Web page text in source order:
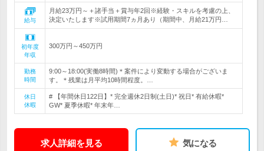
給与
月給23万円～＋諸手当＋賞与年2回※経験・スキルを考慮の上、
決定いたします※試用期間7ヵ月あり（期間中、月給21万円…
初年度
年収
300万円～450万円
勤務
時間
9:00～18:00(実働8時間)＊案件により変動する場合がございま
す。＊残業は月平均10時間程度。…
休日
休暇
# 【年間休日122日】* 完全週休2日制(土日)* 祝日* 有給休暇*
GW* 夏季休暇* 年末年…
求人詳細を見る 気になる